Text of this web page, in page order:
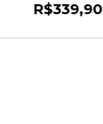
R$339,90